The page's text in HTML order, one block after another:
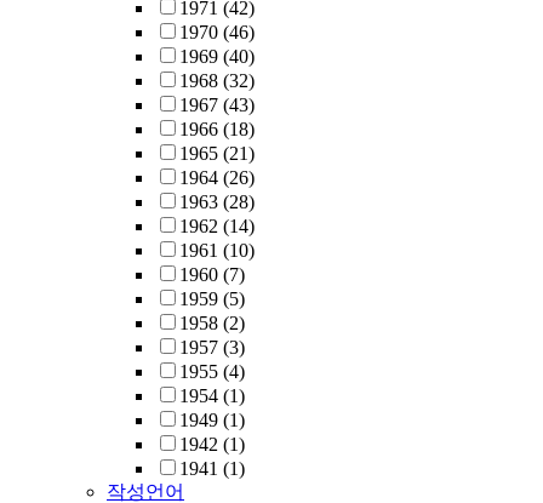
1971 (42)
1970 (46)
1969 (40)
1968 (32)
1967 (43)
1966 (18)
1965 (21)
1964 (26)
1963 (28)
1962 (14)
1961 (10)
1960 (7)
1959 (5)
1958 (2)
1957 (3)
1955 (4)
1954 (1)
1949 (1)
1942 (1)
1941 (1)
작성언어